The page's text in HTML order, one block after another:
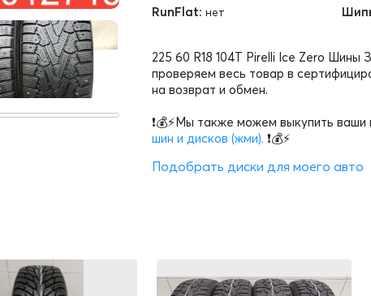
RunFlat: нет
225 60 R18 104T Pirelli Ice Zero
проверяем весь товар в
на возврат и обмен.
❗💰⚡Мы также можем выкупить
шин и дисков (жми). ❗💰⚡
Подобрать диски для моего авто